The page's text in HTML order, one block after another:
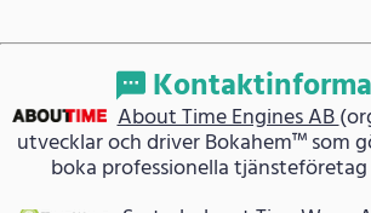
About Time Engines AB
utvecklar och driver Bokahem™ som
boka professionella